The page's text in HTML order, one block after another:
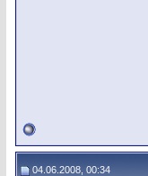
04.06.2008, 00:34